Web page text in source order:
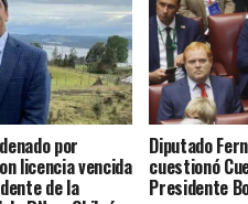
por
licencia vencida
de la
Diputado
cuestionó
Presidente